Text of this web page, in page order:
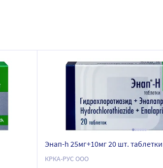
Энап-h 25мг+10мг 20 шт. таблетки
КРКА-РУС ООО